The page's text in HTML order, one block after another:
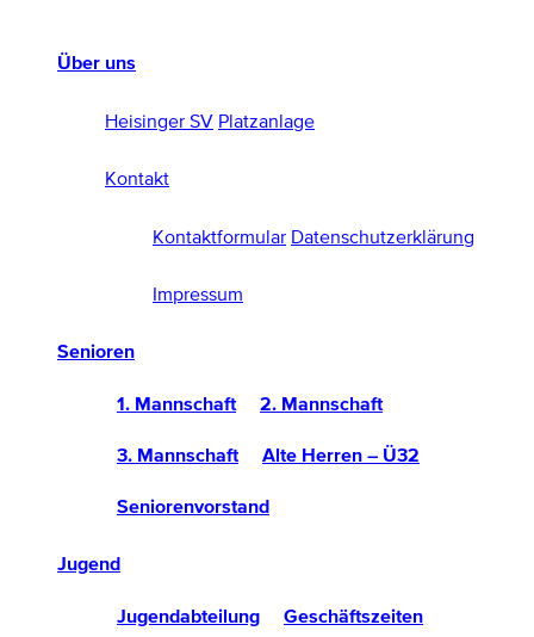
Über uns
Heisinger SV Platzanlage
Kontakt
Kontaktformular Datenschutzerklärung
Impressum
Senioren
1. Mannschaft 2. Mannschaft
3. Mannschaft Alte Herren – Ü32
Seniorenvorstand
Jugend
Jugendabteilung Geschäftszeiten